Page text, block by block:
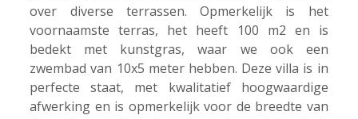
over diverse terrassen. Opmerkelijk is het
voornaamste terras, het heeft 100 m2 en is
bedekt met kunstgras, waar we ook een
zwembad van 10x5 meter hebben. Deze villa is in
perfecte staat, met kwalitatief hoogwaardige
afwerking en is opmerkelijk voor de breedte van